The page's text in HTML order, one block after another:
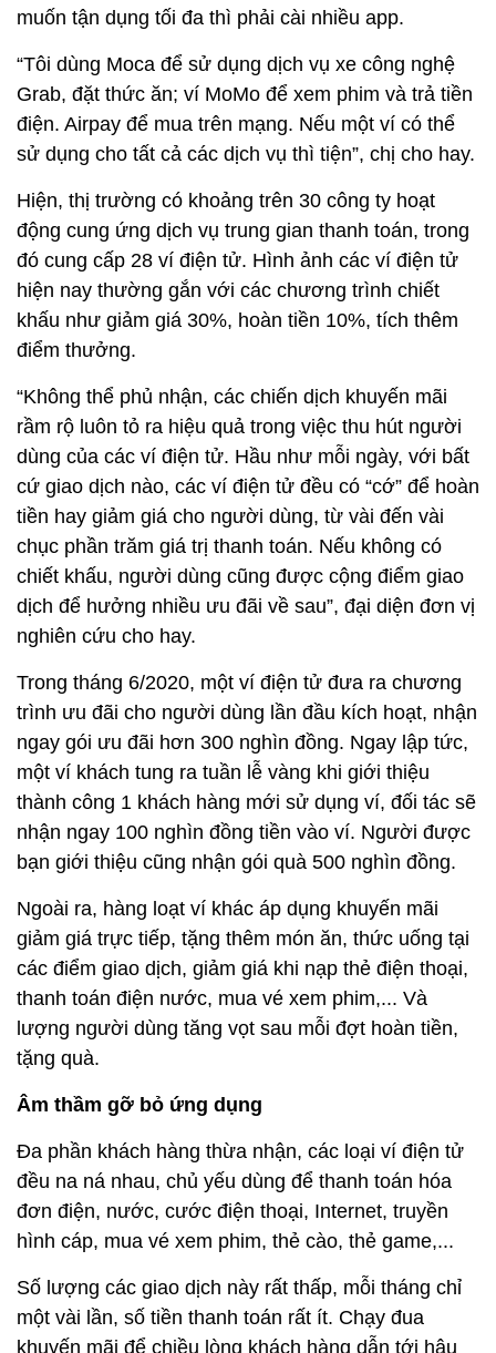
muốn tận dụng tối đa thì phải cài nhiều app.
“Tôi dùng Moca để sử dụng dịch vụ xe công nghệ
Grab, đặt thức ăn; ví MoMo để xem phim và trả tiền
điện. Airpay để mua trên mạng. Nếu một ví có thể
sử dụng cho tất cả các dịch vụ thì tiện”, chị cho hay.
Hiện, thị trường có khoảng trên 30 công ty hoạt
động cung ứng dịch vụ trung gian thanh toán, trong
đó cung cấp 28 ví điện tử. Hình ảnh các ví điện tử
hiện nay thường gắn với các chương trình chiết
khấu như giảm giá 30%, hoàn tiền 10%, tích thêm
điểm thưởng.
“Không thể phủ nhận, các chiến dịch khuyến mãi
rầm rộ luôn tỏ ra hiệu quả trong việc thu hút người
dùng của các ví điện tử. Hầu như mỗi ngày, với bất
cứ giao dịch nào, các ví điện tử đều có “cớ” để hoàn
tiền hay giảm giá cho người dùng, từ vài đến vài
chục phần trăm giá trị thanh toán. Nếu không có
chiết khấu, người dùng cũng được cộng điểm giao
dịch để hưởng nhiều ưu đãi về sau”, đại diện đơn vị
nghiên cứu cho hay.
Trong tháng 6/2020, một ví điện tử đưa ra chương
trình ưu đãi cho người dùng lần đầu kích hoạt, nhận
ngay gói ưu đãi hơn 300 nghìn đồng. Ngay lập tức,
một ví khách tung ra tuần lễ vàng khi giới thiệu
thành công 1 khách hàng mới sử dụng ví, đối tác sẽ
nhận ngay 100 nghìn đồng tiền vào ví. Người được
bạn giới thiệu cũng nhận gói quà 500 nghìn đồng.
Ngoài ra, hàng loạt ví khác áp dụng khuyến mãi
giảm giá trực tiếp, tặng thêm món ăn, thức uống tại
các điểm giao dịch, giảm giá khi nạp thẻ điện thoại,
thanh toán điện nước, mua vé xem phim,... Và
lượng người dùng tăng vọt sau mỗi đợt hoàn tiền,
tặng quà.
Âm thầm gỡ bỏ ứng dụng
Đa phần khách hàng thừa nhận, các loại ví điện tử
đều na ná nhau, chủ yếu dùng để thanh toán hóa
đơn điện, nước, cước điện thoại, Internet, truyền
hình cáp, mua vé xem phim, thẻ cào, thẻ game,...
Số lượng các giao dịch này rất thấp, mỗi tháng chỉ
một vài lần, số tiền thanh toán rất ít. Chạy đua
khuyến mãi để chiều lòng khách hàng dẫn tới hậu